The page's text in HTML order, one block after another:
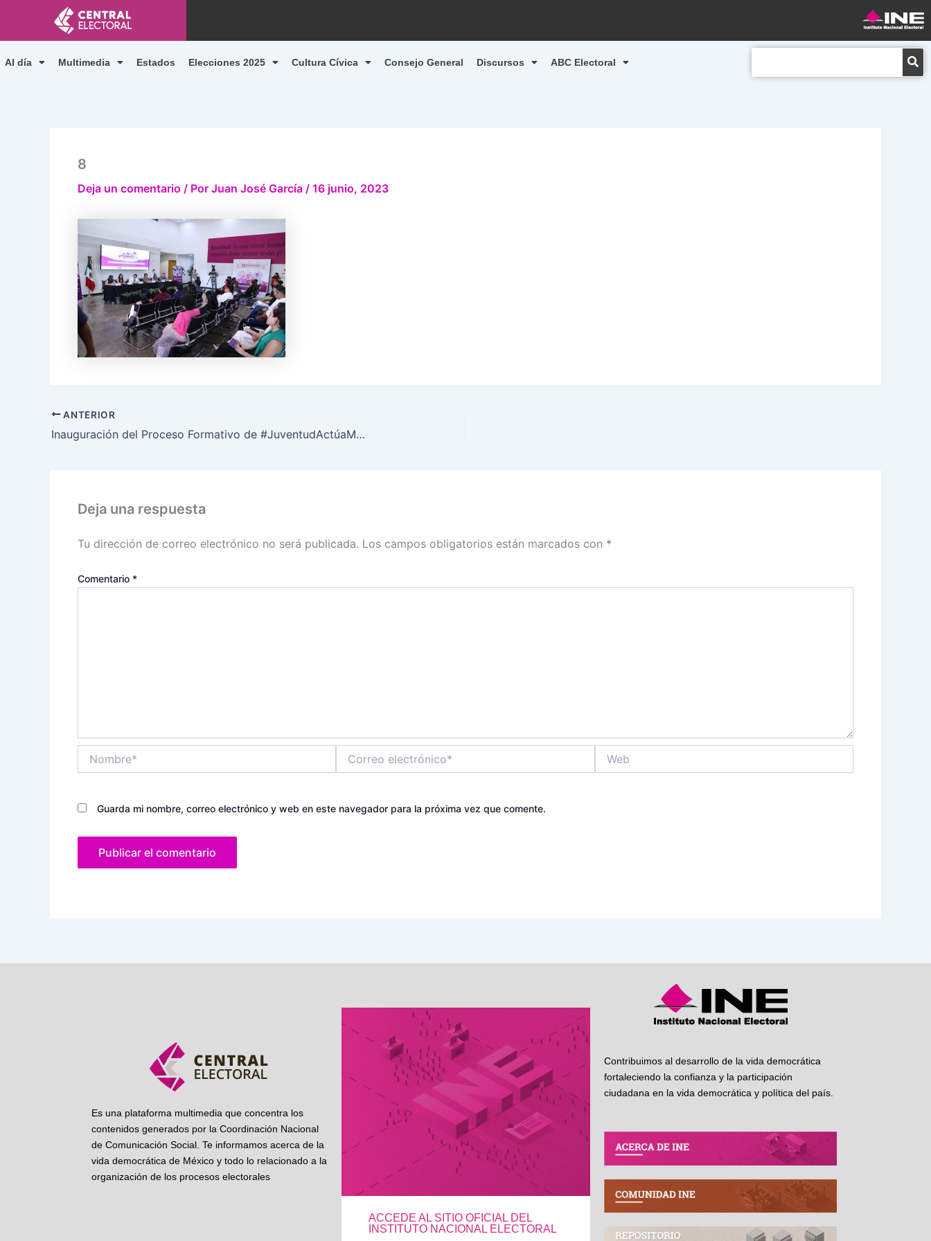
contenido
Al día Multimedia Estados Elecciones 2025 Cultura Cívica Consejo General Discursos ABC Electoral
8
Deja un comentario / Por Juan José García / 16 junio, 2023
ANTERIOR
Inauguración del Proceso Formativo de #JuventudActúaMX 2023
Deja una respuesta
Tu dirección de correo electrónico no será publicada. Los campos obligatorios están marcados con *
Comentario *
electrónico*
Guarda mi nombre, correo electrónico y web en este navegador para la próxima vez que comente.
Es una plataforma multimedia que concentra los
contenidos generados por la Coordinación Nacional
de Comunicación Social. Te informamos acerca de la
vida democrática de México y todo lo relacionado a la
organización de los procesos electorales
ACCEDE AL SITIO OFICIAL DEL
INSTITUTO NACIONAL ELECTORAL
Contribuimos al desarrollo de la vida democrática
fortaleciendo la confianza y la participación
ciudadana en la vida democrática y política del país.